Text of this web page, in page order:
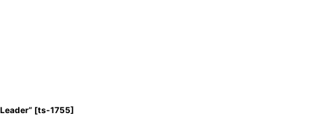
[ts-1755]